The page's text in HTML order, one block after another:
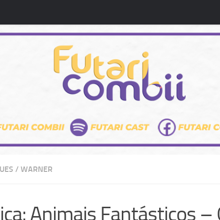
/ WARNER
Animais Fantásticos –